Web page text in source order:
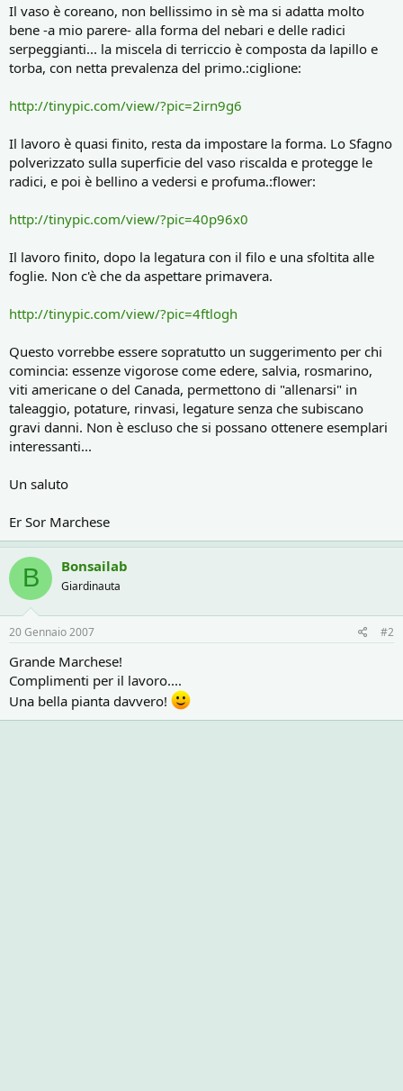
Il vaso è coreano, non bellissimo in sè ma si adatta molto
bene -a mio parere- alla forma del nebari e delle radici
serpeggianti... la miscela di terriccio è composta da lapillo e
torba, con netta prevalenza del primo.:ciglione:
http://tinypic.com/view/?pic=2irn9g6
Il lavoro è quasi finito, resta da impostare la forma. Lo Sfagno
polverizzato sulla superficie del vaso riscalda e protegge le
radici, e poi è bellino a vedersi e profuma.:flower:
http://tinypic.com/view/?pic=40p96x0
Il lavoro finito, dopo la legatura con il filo e una sfoltita alle
foglie. Non c'è che da aspettare primavera.
http://tinypic.com/view/?pic=4ftlogh
Questo vorrebbe essere sopratutto un suggerimento per chi
comincia: essenze vigorose come edere, salvia, rosmarino,
viti americane o del Canada, permettono di "allenarsi" in
taleaggio, potature, rinvasi, legature senza che subiscano
gravi danni. Non è escluso che si possano ottenere esemplari
interessanti...
Un saluto
Er Sor Marchese
B Bonsailab
Giardinauta
20 Gennaio 2007 #2
Grande Marchese!
Complimenti per il lavoro....
Una bella pianta davvero!